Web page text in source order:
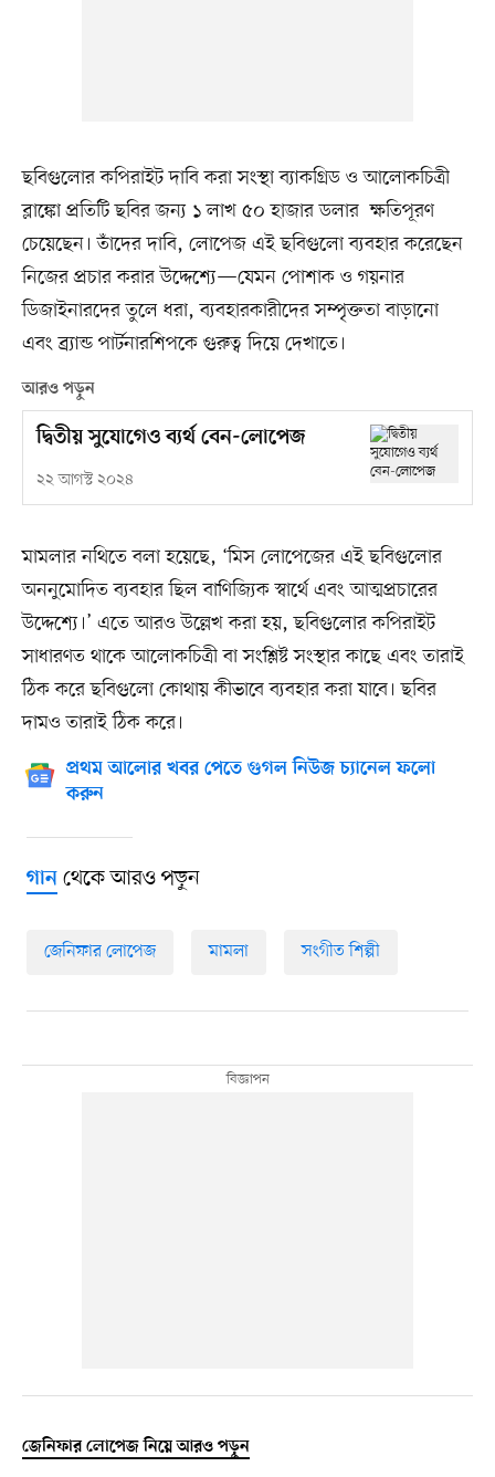
ছবিগুলোর কপিরাইট দাবি করা সংস্থা ব্যাকগ্রিড ও আলোকচিত্রী
ব্লাঙ্কো প্রতিটি ছবির জন্য ১ লাখ ৫০ হাজার ডলার ক্ষতিপূরণ
চেয়েছেন। তাঁদের দাবি, লোপেজ এই ছবিগুলো ব্যবহার করেছেন
নিজের প্রচার করার উদ্দেশ্যে—যেমন পোশাক ও গয়নার
ডিজাইনারদের তুলে ধরা, ব্যবহারকারীদের সম্পৃক্ততা বাড়ানো
এবং ব্র্যান্ড পার্টনারশিপকে গুরুত্ব দিয়ে দেখাতে।
আরও পড়ুন
দ্বিতীয় সুযোগেও ব্যর্থ বেন-লোপেজ
২২ আগস্ট ২০২৪
মামলার নথিতে বলা হয়েছে, ‘মিস লোপেজের এই ছবিগুলোর
অননুমোদিত ব্যবহার ছিল বাণিজ্যিক স্বার্থে এবং আত্মপ্রচারের
উদ্দেশ্যে।’ এতে আরও উল্লেখ করা হয়, ছবিগুলোর কপিরাইট
সাধারণত থাকে আলোকচিত্রী বা সংশ্লিষ্ট সংস্থার কাছে এবং তারাই
ঠিক করে ছবিগুলো কোথায় কীভাবে ব্যবহার করা যাবে। ছবির
দামও তারাই ঠিক করে।
প্রথম আলোর খবর পেতে গুগল নিউজ চ্যানেল ফলো
করুন
গানথেকে আরও পড়ুন
জেনিফার লোপেজ মামলা সংগীত শিল্পী
জেনিফার লোপেজ নিয়ে আরও পড়ুন